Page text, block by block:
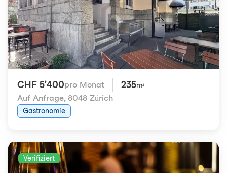
CHF 5'400pro Monat 235m²
Auf Anfrage, 8048 Zürich
Gastronomie
Verifiziert